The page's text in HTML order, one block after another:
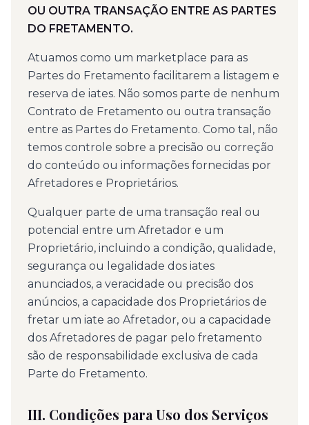
OU OUTRA TRANSAÇÃO ENTRE AS PARTES
DO FRETAMENTO.
Atuamos como um marketplace para as
Partes do Fretamento facilitarem a listagem e
reserva de iates. Não somos parte de nenhum
Contrato de Fretamento ou outra transação
entre as Partes do Fretamento. Como tal, não
temos controle sobre a precisão ou correção
do conteúdo ou informações fornecidas por
Afretadores e Proprietários.
Qualquer parte de uma transação real ou
potencial entre um Afretador e um
Proprietário, incluindo a condição, qualidade,
segurança ou legalidade dos iates
anunciados, a veracidade ou precisão dos
anúncios, a capacidade dos Proprietários de
fretar um iate ao Afretador, ou a capacidade
dos Afretadores de pagar pelo fretamento
são de responsabilidade exclusiva de cada
Parte do Fretamento.
III. Condições para Uso dos Serviços